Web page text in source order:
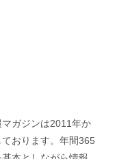
マガジンは2011年か
ております。年間365